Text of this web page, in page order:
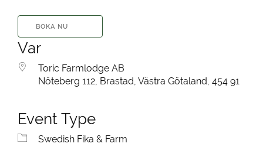
BOKA NU
Var
Toric Farmlodge AB
Nöteberg 112, Brastad, Västra Götaland, 454 91
Event Type
Swedish Fika & Farm